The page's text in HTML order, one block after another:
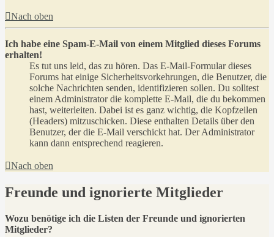
Nach oben
Ich habe eine Spam-E-Mail von einem Mitglied dieses Forums
erhalten!
Es tut uns leid, das zu hören. Das E-Mail-Formular dieses
Forums hat einige Sicherheitsvorkehrungen, die Benutzer, die
solche Nachrichten senden, identifizieren sollen. Du solltest
einem Administrator die komplette E-Mail, die du bekommen
hast, weiterleiten. Dabei ist es ganz wichtig, die Kopfzeilen
(Headers) mitzuschicken. Diese enthalten Details über den
Benutzer, der die E-Mail verschickt hat. Der Administrator
kann dann entsprechend reagieren.
Nach oben
Freunde und ignorierte Mitglieder
Wozu benötige ich die Listen der Freunde und ignorierten
Mitglieder?